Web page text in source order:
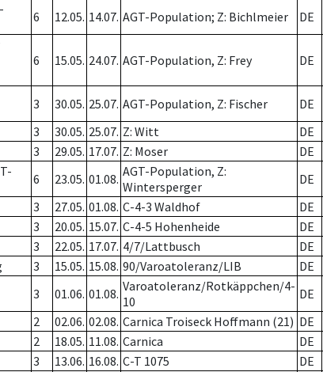
6 12.05. 14.07. AGT-Population; Z: Bichlmeier DE
6 15.05. 24.07. AGT-Population, Z: Frey DE
3 30.05. 25.07. AGT-Population, Z: Fischer DE
3 30.05. 25.07. Z: Witt DE
3 29.05. 17.07. Z: Moser DE
6 23.05. 01.08. AGT-Population, Z:
Wintersperger
DE
3 27.05. 01.08. C-4-3 Waldhof DE
3 20.05. 15.07. C-4-5 Hohenheide DE
3 22.05. 17.07. 4/7/Lattbusch DE
3 15.05. 15.08. 90/Varoatoleranz/LIB DE
3 01.06. 01.08. Varoatoleranz/Rotkäppchen/4-
10
DE
2 02.06. 02.08. Carnica Troiseck Hoffmann (21) DE
2 18.05. 11.08. Carnica DE
3 13.06. 16.08. C-T 1075 DE